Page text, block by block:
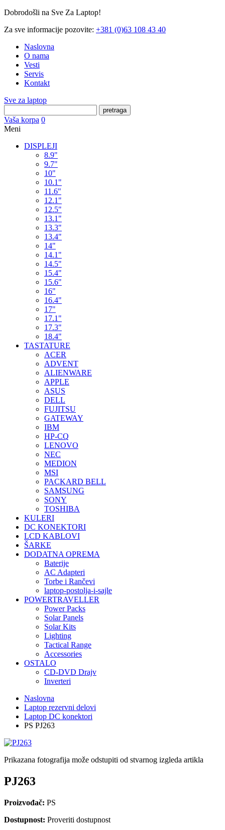
Dobrodošli na Sve Za Laptop!
Za sve informacije pozovite: +381 (0)63 108 43 40
Naslovna
O nama
Vesti
Servis
Kontakt
Sve za laptop
pretraga
Vaša korpa 0
Meni
DISPLEJI
8.9"
9.7"
10"
10.1"
11.6"
12.1"
12.5"
13.1"
13.3"
13.4"
14"
14.1"
14.5"
15.4"
15.6"
16"
16.4"
17"
17.1"
17.3"
18.4"
TASTATURE
ACER
ADVENT
ALIENWARE
APPLE
ASUS
DELL
FUJITSU
GATEWAY
IBM
HP-CQ
LENOVO
NEC
MEDION
MSI
PACKARD BELL
SAMSUNG
SONY
TOSHIBA
KULERI
DC KONEKTORI
LCD KABLOVI
ŠARKE
DODATNA OPREMA
Baterije
AC Adapteri
Torbe i Rančevi
laptop-postolja-i-sajle
POWERTRAVELLER
Power Packs
Solar Panels
Solar Kits
Lighting
Tactical Range
Accessories
OSTALO
CD-DVD Drajv
Inverteri
Naslovna
Laptop rezervni delovi
Laptop DC konektori
PS PJ263
Prikazana fotografija može odstupiti od stvarnog izgleda artikla
PJ263
Proizvođač: PS
Dostupnost: Proveriti dostupnost